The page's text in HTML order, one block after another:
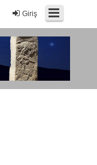
Giriş